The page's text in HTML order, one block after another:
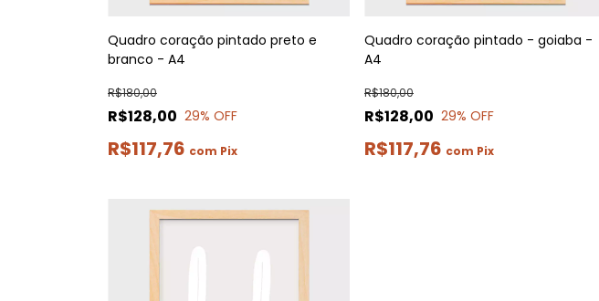
Quadro coração pintado preto e
branco - A4
R$128,00
R$180,00
29% OFF
R$117,76 com Pix
Quadro coração pintado - goiaba -
A4
R$128,00
R$180,00
29% OFF
R$117,76 com Pix